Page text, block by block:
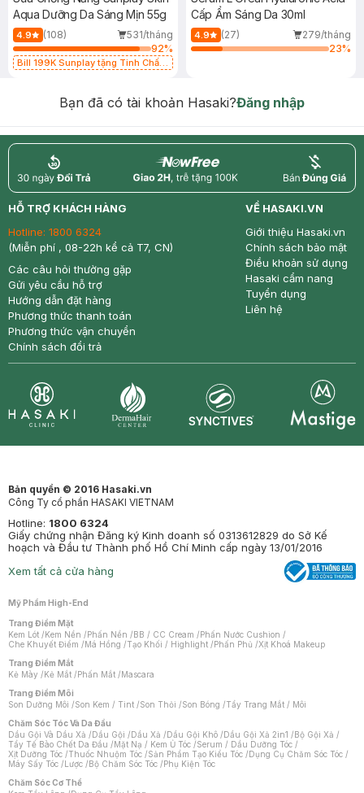
Aqua Dưỡng Da Sáng Mịn 55g
4.9 (108)
531/tháng
92%
Bill 199K Sunplay tặng Tinh Chất
Cấp Ẩm Sáng Da 30ml
4.9 (27)
279/tháng
23%
Bạn đã có tài khoản Hasaki?Đăng nhập
return nowfree price
HỖ TRỢ KHÁCH HÀNG
Hotline: 1800 6324
(Miễn phí , 08-22h kể cả T7, CN)
Các câu hỏi thường gặp
Gửi yêu cầu hỗ trợ
Hướng dẫn đặt hàng
Phương thức thanh toán
Phương thức vận chuyển
Chính sách đổi trả
VỀ HASAKI.VN
Giới thiệu Hasaki.vn
Chính sách bảo mật
Điều khoản sử dụng
Hasaki cẩm nang
Tuyển dụng
Liên hệ
Bản quyền © 2016 Hasaki.vn
Công Ty cổ phần HASAKI VIETNAM
Hotline: 1800 6324
Giấy chứng nhận Đăng ký Kinh doanh số 0313612829 do Sở Kế
hoạch và Đầu tư Thành phố Hồ Chí Minh cấp ngày 13/01/2016
Xem tất cả cửa hàng
Mỹ Phẩm High-End
Trang Điểm Mặt
Kem Lót /Kem Nền /Phấn Nền /BB / CC Cream /Phấn Nước Cushion /
Che Khuyết Điểm /Má Hồng /Tạo Khối / Highlight /Phấn Phủ /Xịt Khoá Makeup
Trang Điểm Mắt
Kẻ Mày /Kẻ Mắt /Phấn Mắt /Mascara
Trang Điểm Môi
Son Dưỡng Môi /Son Kem / Tint /Son Thỏi /Son Bóng /Tẩy Trang Mắt / Môi
Chăm Sóc Tóc Và Da Đầu
Dầu Gội Và Dầu Xả /Dầu Gội /Dầu Xả /Dầu Gội Khô /Dầu Gội Xả 2in1 /Bộ Gội Xả /
Tẩy Tế Bào Chết Da Đầu /Mặt Nạ / Kem Ủ Tóc /Serum / Dầu Dưỡng Tóc /
Xịt Dưỡng Tóc /Thuốc Nhuộm Tóc /Sản Phẩm Tạo Kiểu Tóc /Dụng Cụ Chăm Sóc Tóc /
Máy Sấy Tóc /Lược /Bộ Chăm Sóc Tóc /Phụ Kiện Tóc
Chăm Sóc Cơ Thể